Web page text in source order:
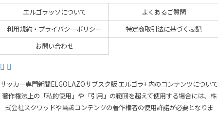
エルゴラッソについて
よくあるご質問
利用規約・プライバシーポリシー
特定商取引法に基づく表記
お問い合わせ
サッカー専門新聞ELGOLAZOサブスク版 エルゴラ+ 内のコンテンツについて
著作権法上の「私的使用」や「引用」の範囲を超えて使用する場合には、株
式会社スクワッドや当該コンテンツの著作権者の使用許諾が必要となりま